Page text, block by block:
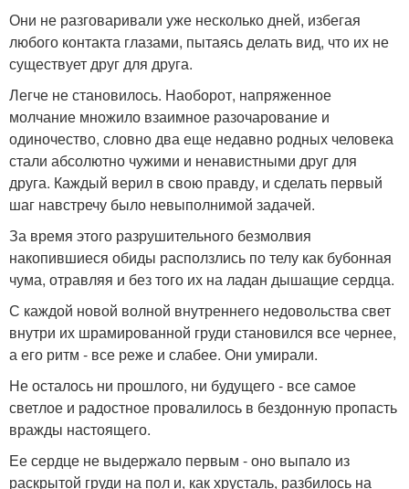
Они не разговаривали уже несколько дней, избегая
любого контакта глазами, пытаясь делать вид, что их не
существует друг для друга.
Легче не становилось. Наоборот, напряженное
молчание множило взаимное разочарование и
одиночество, словно два еще недавно родных человека
стали абсолютно чужими и ненавистными друг для
друга. Каждый верил в свою правду, и сделать первый
шаг навстречу было невыполнимой задачей.
За время этого разрушительного безмолвия
накопившиеся обиды расползлись по телу как бубонная
чума, отравляя и без того их на ладан дышащие сердца.
С каждой новой волной внутреннего недовольства свет
внутри их шрамированной груди становился все чернее,
а его ритм - все реже и слабее. Они умирали.
Не осталось ни прошлого, ни будущего - все самое
светлое и радостное провалилось в бездонную пропасть
вражды настоящего.
Ее сердце не выдержало первым - оно выпало из
раскрытой груди на пол и, как хрусталь, разбилось на